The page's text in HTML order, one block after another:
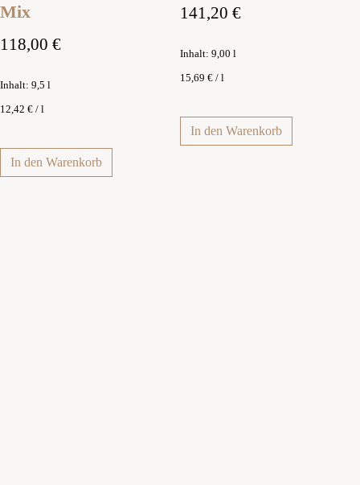
Mix
118,00 €
Inhalt: 9,5 l
12,42 € / l
In den Warenkorb
141,20 €
Inhalt: 9,00 l
15,69 € / l
In den Warenkorb